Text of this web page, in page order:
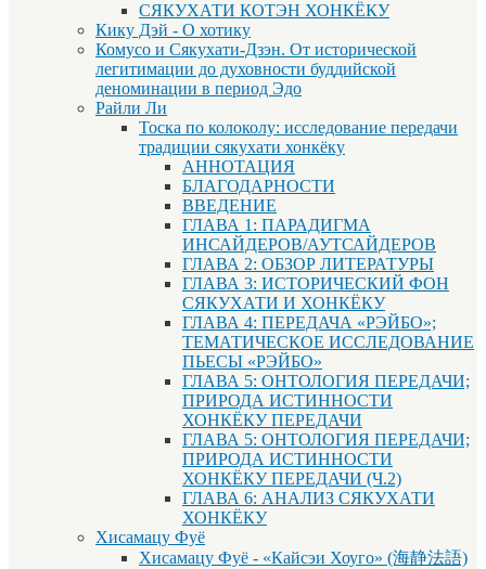
СЯКУХАТИ КОТЭН ХОНКЁКУ
Кику Дэй - О хотику
Комусо и Сякухати-Дзэн. От исторической
легитимации до духовности буддийской
деноминации в период Эдо
Райли Ли
Тоска по колоколу: исследование передачи
традиции сякухати хонкёку
АННОТАЦИЯ
БЛАГОДАРНОСТИ
ВВЕДЕНИЕ
ГЛАВА 1: ПАРАДИГМА
ИНСАЙДЕРОВ/АУТСАЙДЕРОВ
ГЛАВА 2: ОБЗОР ЛИТЕРАТУРЫ
ГЛАВА 3: ИСТОРИЧЕСКИЙ ФОН
СЯКУХАТИ И ХОНКЁКУ
ГЛАВА 4: ПЕРЕДАЧА «РЭЙБО»;
ТЕМАТИЧЕСКОЕ ИССЛЕДОВАНИЕ
ПЬЕСЫ «РЭЙБО»
ГЛАВА 5: ОНТОЛОГИЯ ПЕРЕДАЧИ;
ПРИРОДА ИСТИННОСТИ
ХОНКЁКУ ПЕРЕДАЧИ
ГЛАВА 5: ОНТОЛОГИЯ ПЕРЕДАЧИ;
ПРИРОДА ИСТИННОСТИ
ХОНКЁКУ ПЕРЕДАЧИ (Ч.2)
ГЛАВА 6: АНАЛИЗ СЯКУХАТИ
ХОНКЁКУ
Хисамацу Фуё
Хисамацу Фуё - «Кайсэи Хоуго» (海静法語)